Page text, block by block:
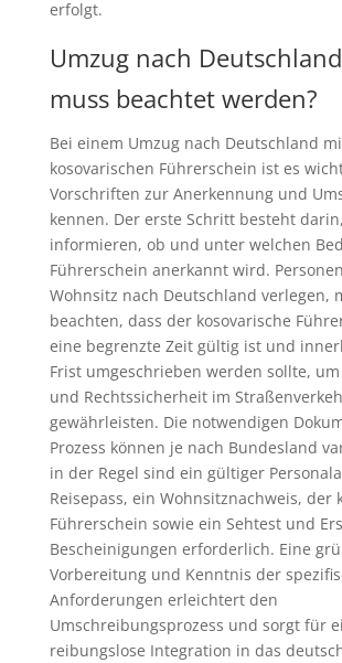
erfolgt.
Umzug nach
muss beachtet werden?
Bei einem Umzug nach Deutschland
kosovarischen Führerschein ist es
Vorschriften zur Anerkennung und
kennen. Der erste Schritt besteht
informieren, ob und unter welchen
Führerschein anerkannt wird.
Wohnsitz nach Deutschland verlegen,
beachten, dass der kosovarische
eine begrenzte Zeit gültig ist und
Frist umgeschrieben werden sollte,
und Rechtssicherheit im
gewährleisten. Die notwendigen
Prozess können je nach Bundesland
in der Regel sind ein gültiger
Reisepass, ein Wohnsitznachweis, der
Führerschein sowie ein Sehtest und
Bescheinigungen erforderlich. Eine
Vorbereitung und Kenntnis der
Anforderungen erleichtert den
Umschreibungsprozess und sorgt für
reibungslose Integration in das